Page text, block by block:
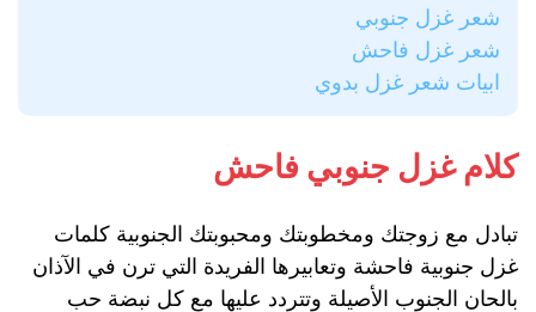
شعر غزل جنوبي
شعر غزل فاحش
ابيات شعر غزل بدوي
كلام غزل جنوبي فاحش
تبادل مع زوجتك ومخطوبتك ومحبوبتك الجنوبية كلمات
غزل جنوبية فاحشة وتعابيرها الفريدة التي ترن في الآذان
بالحان الجنوب الأصيلة وتتردد عليها مع كل نبضة حب